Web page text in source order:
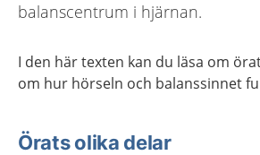
balanscentrum i hjärnan.
I den här texten kan du läsa om
om hur hörseln och balanssinnet
Örats olika delar